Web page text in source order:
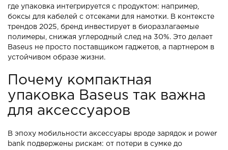
где упаковка интегрируется с продуктом: например,
боксы для кабелей с отсеками для намотки. В контексте
трендов 2025, бренд инвестирует в биоразлагаемые
полимеры, снижая углеродный след на 30%. Это делает
Baseus не просто поставщиком гаджетов, а партнером в
устойчивом образе жизни.
Почему компактная
упаковка Baseus так важна
для аксессуаров
В эпоху мобильности аксессуары вроде зарядок и power
bank подвержены рискам: от потери в сумке до